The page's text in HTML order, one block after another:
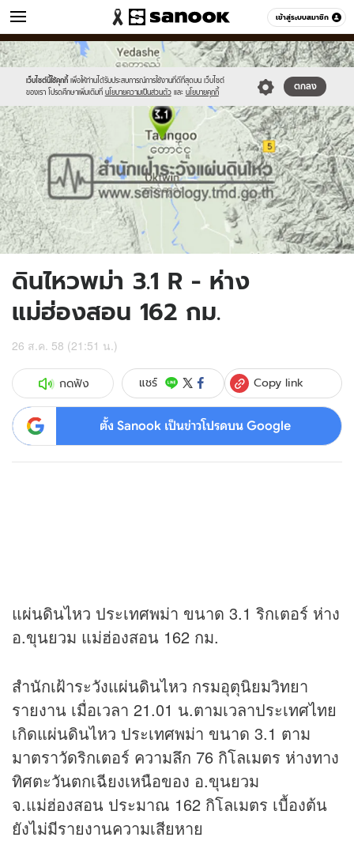
เข้าสู่ระบบสมาชิก
ข่าว หมวดอื่นๆ
เว็บไซต์นี้ใช้คุกกี้ เพื่อให้ท่านได้รับประสบการณ์การใช้งานที่ดีที่สุดบน เว็บไซต์
ของเรา โปรดศึกษาเพิ่มเติมที่ นโยบายความเป็นส่วนตัว และ นโยบายคุกกี้
ตกลง
Sanook
//s.isanook.com/sr/0/images/logo-
new-
sanook.png
600
60
//s.isanook.com/ns/0/ud/370/1854918/641819-
01.jpg
ดินไหวพม่า 3.1 R - ห่าง
แม่ฮ่องสอน 162 กม.
26 ส.ค. 58 (21:51 น.)
กดฟัง แชร์ Copy link
ตั้ง Sanook เป็นข่าวโปรดบน Google
แผ่นดินไหว ประเทศพม่า ขนาด 3.1 ริกเตอร์ ห่าง
อ.ขุนยวม แม่ฮ่องสอน 162 กม.
สำนักเฝ้าระวังแผ่นดินไหว กรมอุตุนิยมวิทยา
รายงาน เมื่อเวลา 21.01 น.ตามเวลาประเทศไทย
เกิดแผ่นดินไหว ประเทศพม่า ขนาด 3.1 ตาม
มาตราวัดริกเตอร์ ความลึก 76 กิโลเมตร ห่างทาง
ทิศตะวันตกเฉียงเหนือของ อ.ขุนยวม
จ.แม่ฮ่องสอน ประมาณ 162 กิโลเมตร เบื้องต้น
ยังไม่มีรายงานความเสียหาย